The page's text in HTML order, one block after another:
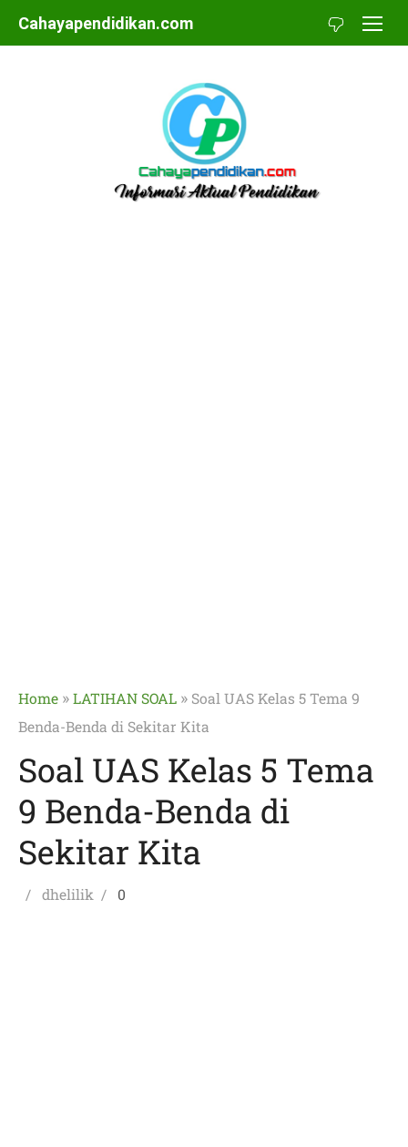
Skip
to
Cahayapendidikan.com
Home »LATIHAN SOAL » Soal UAS Kelas 5 Tema 9
Benda-Benda di Sekitar Kita
Soal UAS Kelas 5 Tema
9 Benda-Benda di
Sekitar Kita
Posted
Author
dhelilik 0